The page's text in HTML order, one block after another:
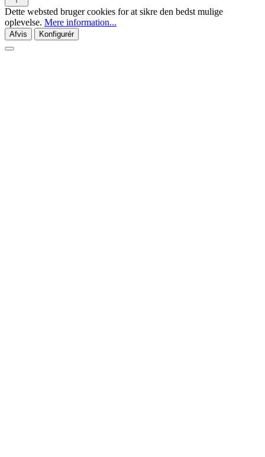
Dette websted bruger cookies for at sikre den bedst mulige
oplevelse. Mere information...
Afvis Konfigurér